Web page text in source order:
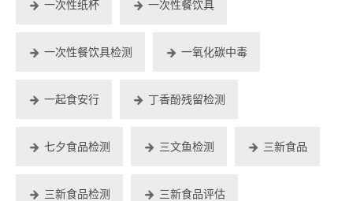
一次性纸杯 一次性餐饮具
一次性餐饮具检测 一氧化碳中毒
一起食安行 丁香酚残留检测
七夕食品检测 三文鱼检测 三新食品
三新食品检测 三新食品评估